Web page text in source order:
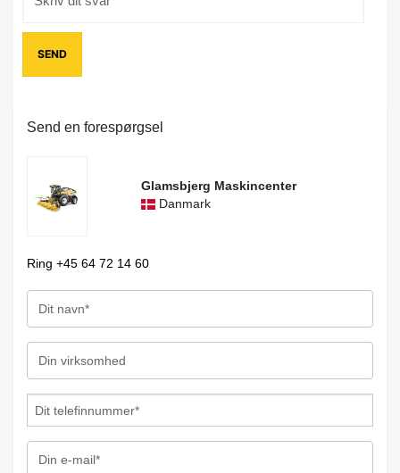
Send en forespørgsel
Glamsbjerg Maskincenter
Danmark
Ring +45 64 72 14 60